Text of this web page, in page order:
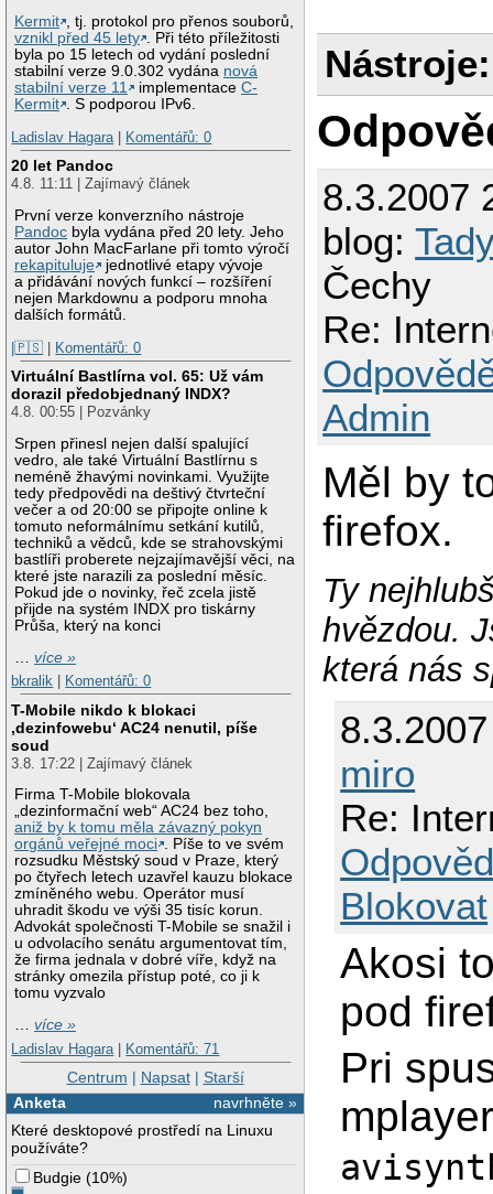
Kermit , tj. protokol pro přenos souborů,
vznikl před 45 lety . Při této příležitosti
byla po 15 letech od vydání poslední
stabilní verze 9.0.302 vydána nová
stabilní verze 11
implementaceC-
Kermit . S podporou IPv6.
Ladislav Hagara | Komentářů: 0
20 let Pandoc
4.8. 11:11 | Zajímavý článek
První verze konverzního nástroje
Pandoc byla vydána před 20 lety. Jeho
autor John MacFarlane při tomto výročí
rekapituluje
jednotlivé etapy vývoje
a přidávání nových funkcí – rozšíření
nejen Markdownu a podporu mnoha
dalších formátů.
|🇵🇸 | Komentářů: 0
Virtuální Bastlírna vol. 65: Už vám
dorazil předobjednaný INDX?
4.8. 00:55 | Pozvánky
Srpen přinesl nejen další spalující
vedro, ale také Virtuální Bastlírnu s
neméně žhavými novinkami. Využijte
tedy předpovědi na deštivý čtvrteční
večer a od 20:00 se připojte online k
tomuto neformálnímu setkání kutilů,
techniků a vědců, kde se strahovskými
bastlíři proberete nejzajímavější věci, na
které jste narazili za poslední měsíc.
Pokud jde o novinky, řeč zcela jistě
přijde na systém INDX pro tiskárny
Průša, který na konci
…více »
bkralik
Komentářů: 0
T-Mobile nikdo k blokaci
‚dezinfowebu‘ AC24 nenutil, píše
soud
3.8. 17:22 | Zajímavý článek
Firma T-Mobile blokovala
„dezinformační web“ AC24 bez toho,
aniž by k tomu měla závazný pokyn
orgánů veřejné moci . Píše to ve svém
rozsudku Městský soud v Praze, který
po čtyřech letech uzavřel kauzu blokace
zmíněného webu. Operátor musí
uhradit škodu ve výši 35 tisíc korun.
Advokát společnosti T-Mobile se snažil i
u odvolacího senátu argumentovat tím,
že firma jednala v dobré víře, když na
stránky omezila přístup poté, co ji k
tomu vyzvalo
…více »
Ladislav Hagara | Komentářů: 71
Centrum | Napsat| Starší
navrhněte »
Anketa
Které desktopové prostředí na Linuxu
používáte?
Budgie (10%)
Nástroje:
8.3.2007
blog:
Čechy
Re:
Admin
Měl by
firefox.
Ty
hvězdou.
která nás
miro
Re:
Blokovat
Akosi
pod
Pri